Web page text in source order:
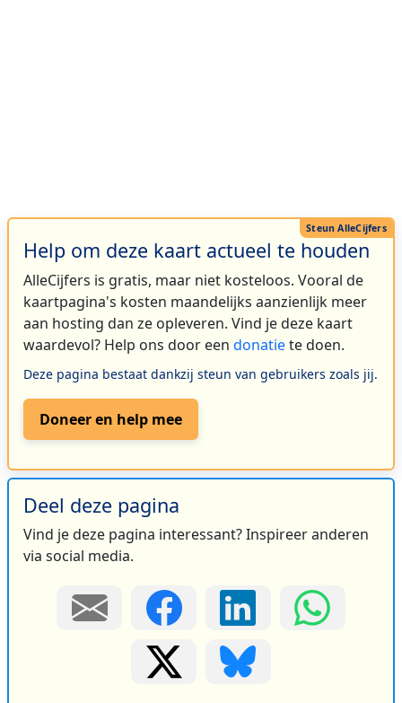
Help om deze kaart actueel te houden
AlleCijfers is gratis, maar niet kosteloos. Vooral de
kaartpagina's kosten maandelijks aanzienlijk meer
aan hosting dan ze opleveren. Vind je deze kaart
waardevol? Help ons door een donatiete doen.
Deze pagina bestaat dankzij steun van gebruikers zoals jij.
Doneer en help mee
Deel deze pagina
Vind je deze pagina interessant? Inspireer anderen
via social media.